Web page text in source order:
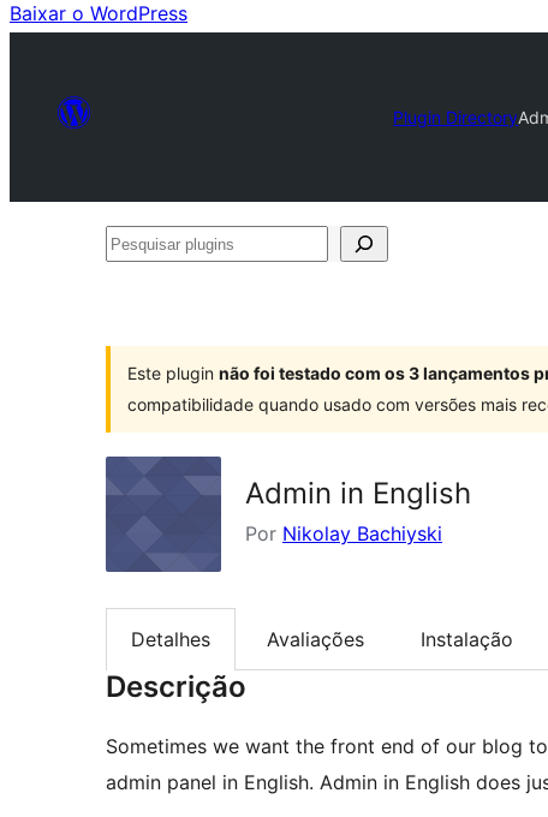
Baixar o WordPress
Plugin Directory
Pesquisar
Este plugin não foi testado com os 3 lançamentos
compatibilidade quando usado com versões mais
Admin in English
Por Nikolay Bachiyski
Detalhes Avaliações Instalação
Descrição
Sometimes we want the front end of our blog
admin panel in English. Admin in English does